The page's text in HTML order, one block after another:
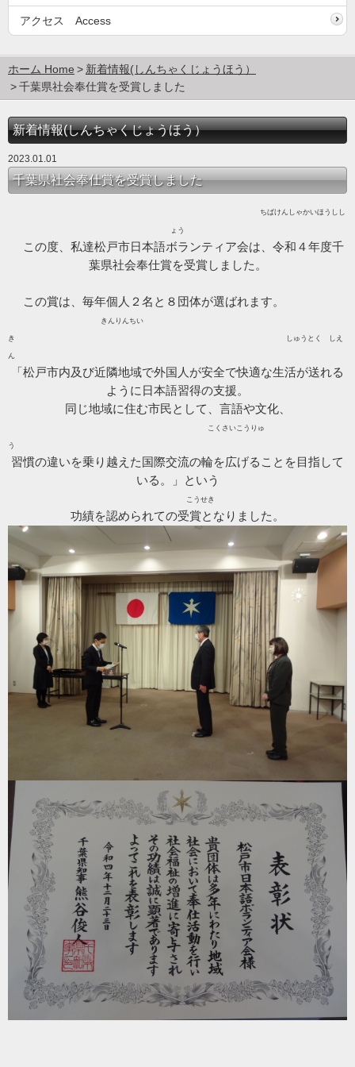
アクセス Access
ホーム Home
新着情報(しんちゃくじょうほう）
千葉県社会奉仕賞を受賞しました
新着情報(しんちゃくじょうほう）
2023.01.01
千葉県社会奉仕賞を受賞しました
ちばけんしゃかいほうしし
ょう
この度、私達松戸市日本語ボランティア会は、令和４年度千
葉県社会奉仕賞を受賞しました。
この賞は、毎年個人２名と８団体が選ばれます。
きんりんちい
き しゅうとく しえ
ん
「松戸市内及び近隣地域で外国人が安全で快適な生活が送れる
ように日本語習得の支援。
同じ地域に住む市民として、言語や文化、
こくさいこうりゅ
う
習慣の違いを乗り越えた国際交流の輪を広げることを目指して
いる。」という
こうせき
功績を認められての受賞となりました。